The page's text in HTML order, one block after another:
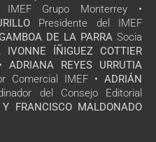
Grupo Monterrey •
Presidente del IMEF
DE LA PARRA Socia
IVONNE ÍÑIGUEZ COTTIER
ADRIANA REYES URRUTIA
Comercial IMEF • ADRIÁN
del Consejo Editorial
FRANCISCO MALDONADO